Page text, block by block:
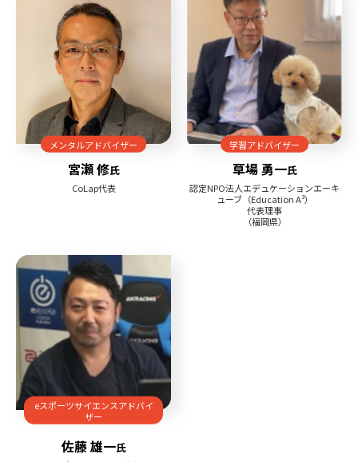
メンタルアドバイザー
宮瀬 修氏
CoLap代表
学習アドバイザー
草場 勇一氏
認定NPO法人エデュケーションエーキ
ューブ（Education A³）
代表理事
（福岡県）
eスポーツサイエンスアドバイ
ザー
佐藤 雄一氏